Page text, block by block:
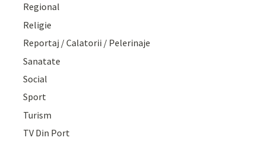
Regional
Religie
Reportaj / Calatorii / Pelerinaje
Sanatate
Social
Sport
Turism
TV Din Port